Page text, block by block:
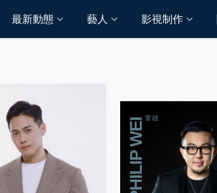
最新動態 藝人 影視制作
韋雄
PHILIP WEI